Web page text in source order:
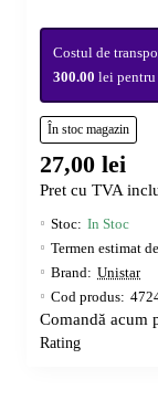
* poza este informativa
Costul de
300.00 lei
Rating
În stoc magazin
27,00 lei
Pret cu TVA
Stoc: In Stoc
Termen estimat
Brand: Unistar
Cod produs:
Comandă acum